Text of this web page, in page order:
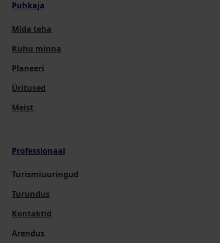
Puhkaja
Mida teha
Kuhu minna
Planeeri
Üritused
Meist
Professionaal
Turismiuuringud
Turundus
Kontaktid
Arendus